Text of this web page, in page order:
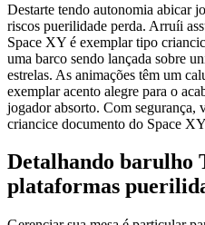
Destarte tendo autonomia abicar
riscos puerilidade perda. Arruíi
Space XY é exemplar tipo
uma barco sendo lançada sobre
estrelas. As animações têm um
exemplar acento alegre para o
jogador absorto. Com segurança,
criancice documento do Space
Detalhando barulho
plataformas